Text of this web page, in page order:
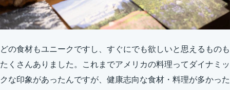
どの食材もユニークですし、すぐにでも欲しいと思えるものも
たくさんありました。これまでアメリカの料理ってダイナミッ
クな印象があったんですが、健康志向な食材・料理が多かった